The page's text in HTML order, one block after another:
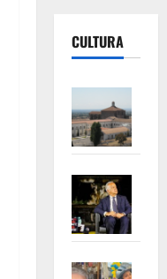
CULTURA
apre